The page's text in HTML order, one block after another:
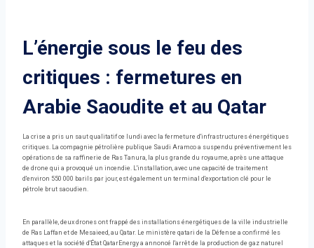
L’énergie sous le feu des
critiques : fermetures en
Arabie Saoudite et au Qatar
La crise a pris un saut qualitatif ce lundi avec la fermeture d'infrastructures énergétiques
critiques. La compagnie pétrolière publique Saudi Aramco a suspendu préventivement les
opérations de sa raffinerie de Ras Tanura, la plus grande du royaume, après une attaque
de drone qui a provoqué un incendie. L'installation, avec une capacité de traitement
d'environ 550 000 barils par jour, est également un terminal d'exportation clé pour le
pétrole brut saoudien.
En parallèle, deux drones ont frappé des installations énergétiques de la ville industrielle
de Ras Laffan et de Mesaieed, au Qatar. Le ministère qatari de la Défense a confirmé les
attaques et la société d'État QatarEnergy a annoncé l'arrêt de la production de gaz naturel